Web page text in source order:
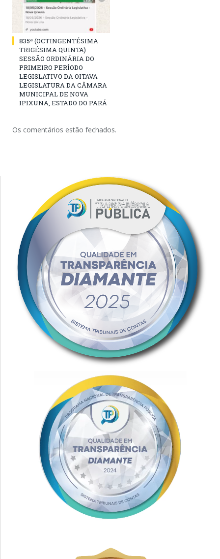
835ª (OCTINGENTÉSIMA
TRIGÉSIMA QUINTA)
SESSÃO ORDINÁRIA DO
PRIMEIRO PERÍODO
LEGISLATIVO DA OITAVA
LEGISLATURA DA CÂMARA
MUNICIPAL DE NOVA
IPIXUNA, ESTADO DO PARÁ
Os comentários estão fechados.